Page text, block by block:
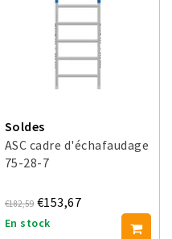
Soldes
ASC cadre d'échafaudage
75-28-7
€182,59 €153,67
En stock